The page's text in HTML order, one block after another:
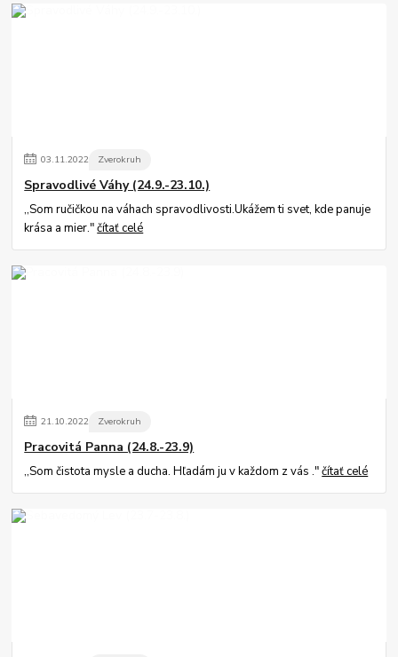
03.11.2022 Zverokruh
Spravodlivé Váhy (24.9.-23.10.)
,,Som ručičkou na váhach spravodlivosti.Ukážem ti svet, kde panuje
krása a mier."čítať celé
21.10.2022 Zverokruh
Pracovitá Panna (24.8.-23.9)
,,Som čistota mysle a ducha. Hľadám ju v každom z vás ."čítať celé